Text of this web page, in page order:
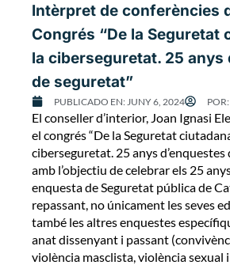
Intèrpret de conferències
Congrés “De la Seguretat
la ciberseguretat. 25 anys
de seguretat”
PUBLICADO EN: JUNY 6, 2024 POR:
El conseller d’interior, Joan Ignasi
el congrés “De la Seguretat
ciberseguretat. 25 anys d’enquestes
amb l’objectiu de celebrar els 25
enquesta de Seguretat pública de
repassant, no únicament les seves
també les altres enquestes
anat dissenyant i passant
violència masclista, violència sexual